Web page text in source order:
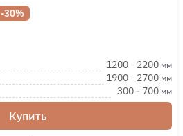
-30%
1200 - 2200 мм
1900 - 2700 мм
300 - 700 мм
Купить